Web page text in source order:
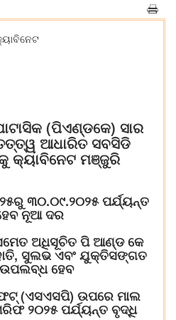
(ପିଏଣ୍ଡକେ) ସାର
ଆଧାରିତ ସବସିଡି
କ୍ୟାବିନେଟ ମଞ୍ଜୁରି
୩୦.୦୯.୨୦୨୫ ପର୍ଯ୍ୟନ୍ତ
ନୂଆ ଦର
ଅଧିସୂଚିତ ପି ଆଣ୍ଡ କେ
ସୁଲଭ ଏବଂ ଯୁକ୍ତିସଙ୍ଗତ
ହେବ
(ଏସଏସପି) ଉପରେ ମାଲ
୨୦୨୫ ପର୍ଯ୍ୟନ୍ତ ବୃଦ୍ଧି